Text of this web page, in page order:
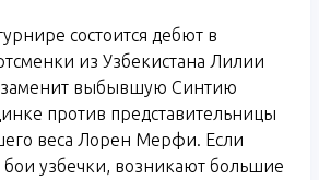
состоится дебют в
из Узбекистана Лилии
выбывшую Синтию
против представительницы
веса Лорен Мерфи. Если
бои узбечки, возникают большие